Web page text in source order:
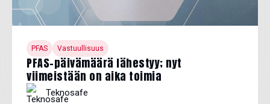
PFAS Vastuullisuus
PFAS-päivämäärä lähestyy; nyt
viimeistään on aika toimia
Teknosafe